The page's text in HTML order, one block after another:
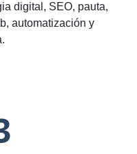
digital, SEO, pauta,
automatización y